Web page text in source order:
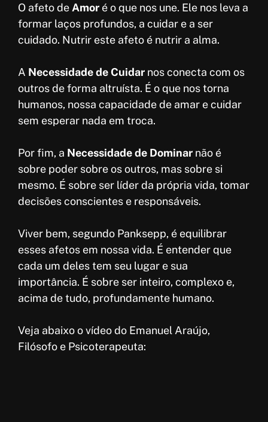
O afeto de Amor é o que nos une. Ele nos leva a
formar laços profundos, a cuidar e a ser
cuidado. Nutrir este afeto é nutrir a alma.
A Necessidade de Cuidar nos conecta com os
outros de forma altruísta. É o que nos torna
humanos, nossa capacidade de amar e cuidar
sem esperar nada em troca.
Por fim, a Necessidade de Dominar não é
sobre poder sobre os outros, mas sobre si
mesmo. É sobre ser líder da própria vida, tomar
decisões conscientes e responsáveis.
Viver bem, segundo Panksepp, é equilibrar
esses afetos em nossa vida. É entender que
cada um deles tem seu lugar e sua
importância. É sobre ser inteiro, complexo e,
acima de tudo, profundamente humano.
Veja abaixo o vídeo do Emanuel Araújo,
Filósofo e Psicoterapeuta: